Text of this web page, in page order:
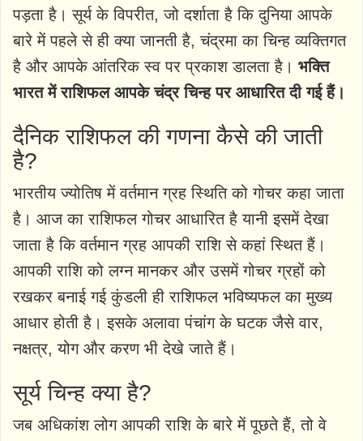
पड़ता है। सूर्य के विपरीत, जो दर्शाता है कि दुनिया आपके
बारे में पहले से ही क्या जानती है, चंद्रमा का चिन्ह व्यक्तिगत
है और आपके आंतरिक स्व पर प्रकाश डालता है। भक्ति
भारत में राशिफल आपके चंद्र चिन्ह पर आधारित दी गई हैं।
दैनिक राशिफल की गणना कैसे की जाती
है?
भारतीय ज्योतिष में वर्तमान ग्रह स्थिति को गोचर कहा जाता
है। आज का राशिफल गोचर आधारित है यानी इसमें देखा
जाता है कि वर्तमान ग्रह आपकी राशि से कहां स्थित हैं।
आपकी राशि को लग्न मानकर और उसमें गोचर ग्रहों को
रखकर बनाई गई कुंडली ही राशिफल भविष्यफल का मुख्य
आधार होती है। इसके अलावा पंचांग के घटक जैसे वार,
नक्षत्र, योग और करण भी देखे जाते हैं।
सूर्य चिन्ह क्या है?
जब अधिकांश लोग आपकी राशि के बारे में पूछते हैं, तो वे